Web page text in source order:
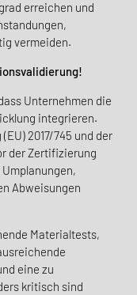
erreichen und
vermeiden.
Unternehmen die
integrieren.
2017/745 und der
der Zertifizierung
Abweisungen
Materialtests,
eine zu
kritisch sind